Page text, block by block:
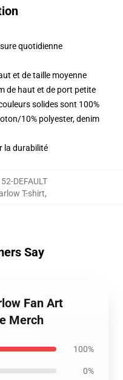
quotidienne
et de taille moyenne
de haut et de port petite
solides sont 100%
10% polyester, denim
la durabilité
DEFAULT
T-shirt,
Say
Fan Art
Merch
100%
0%